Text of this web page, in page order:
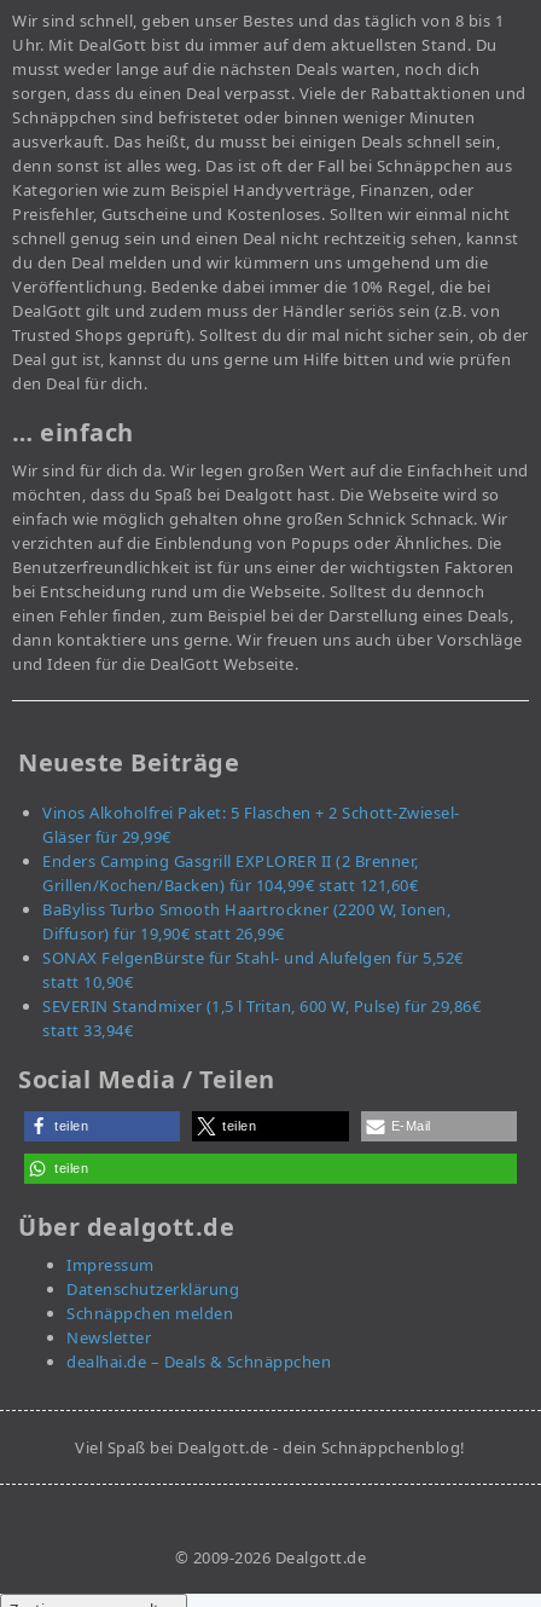
Wir sind schnell, geben unser Bestes und das täglich von 8 bis 1
Uhr. Mit DealGott bist du immer auf dem aktuellsten Stand. Du
musst weder lange auf die nächsten Deals warten, noch dich
sorgen, dass du einen Deal verpasst. Viele der Rabattaktionen und
Schnäppchen sind befristetet oder binnen weniger Minuten
ausverkauft. Das heißt, du musst bei einigen Deals schnell sein,
denn sonst ist alles weg. Das ist oft der Fall bei Schnäppchen aus
Kategorien wie zum Beispiel Handyverträge, Finanzen, oder
Preisfehler, Gutscheine und Kostenloses. Sollten wir einmal nicht
schnell genug sein und einen Deal nicht rechtzeitig sehen, kannst
du den Deal melden und wir kümmern uns umgehend um die
Veröffentlichung. Bedenke dabei immer die 10% Regel, die bei
DealGott gilt und zudem muss der Händler seriös sein (z.B. von
Trusted Shops geprüft). Solltest du dir mal nicht sicher sein, ob der
Deal gut ist, kannst du uns gerne um Hilfe bitten und wie prüfen
den Deal für dich.
… einfach
Wir sind für dich da. Wir legen großen Wert auf die Einfachheit und
möchten, dass du Spaß bei Dealgott hast. Die Webseite wird so
einfach wie möglich gehalten ohne großen Schnick Schnack. Wir
verzichten auf die Einblendung von Popups oder Ähnliches. Die
Benutzerfreundlichkeit ist für uns einer der wichtigsten Faktoren
bei Entscheidung rund um die Webseite. Solltest du dennoch
einen Fehler finden, zum Beispiel bei der Darstellung eines Deals,
dann kontaktiere uns gerne. Wir freuen uns auch über Vorschläge
und Ideen für die DealGott Webseite.
Neueste Beiträge
Vinos Alkoholfrei Paket: 5 Flaschen + 2 Schott-Zwiesel-
Gläser für 29,99€
Enders Camping Gasgrill EXPLORER II (2 Brenner,
Grillen/Kochen/Backen) für 104,99€ statt 121,60€
BaByliss Turbo Smooth Haartrockner (2200 W, Ionen,
Diffusor) für 19,90€ statt 26,99€
SONAX FelgenBürste für Stahl- und Alufelgen für 5,52€
statt 10,90€
SEVERIN Standmixer (1,5 l Tritan, 600 W, Pulse) für 29,86€
statt 33,94€
Social Media / Teilen
teilen teilen E-Mail
teilen
Über dealgott.de
Impressum
Datenschutzerklärung
Schnäppchen melden
Newsletter
dealhai.de – Deals & Schnäppchen
Viel Spaß bei Dealgott.de - dein Schnäppchenblog!
© 2009-2026 Dealgott.de